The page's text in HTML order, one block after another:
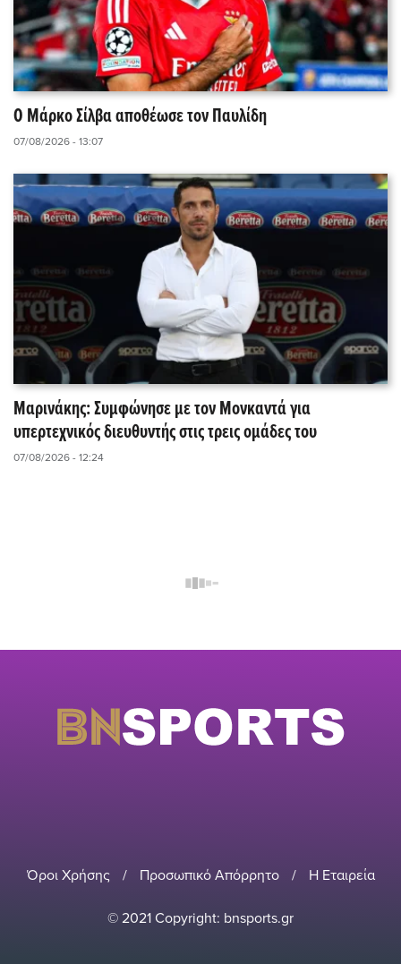
Ο Μάρκο Σίλβα αποθέωσε τον Παυλίδη
07/08/2026 - 13:07
Μαρινάκης: Συμφώνησε με τον Μονκαντά για
υπερτεχνικός διευθυντής στις τρεις ομάδες του
07/08/2026 - 12:24
Όροι Χρήσης / Προσωπικό Απόρρητο / Η Εταιρεία
© 2021 Copyright: bnsports.gr